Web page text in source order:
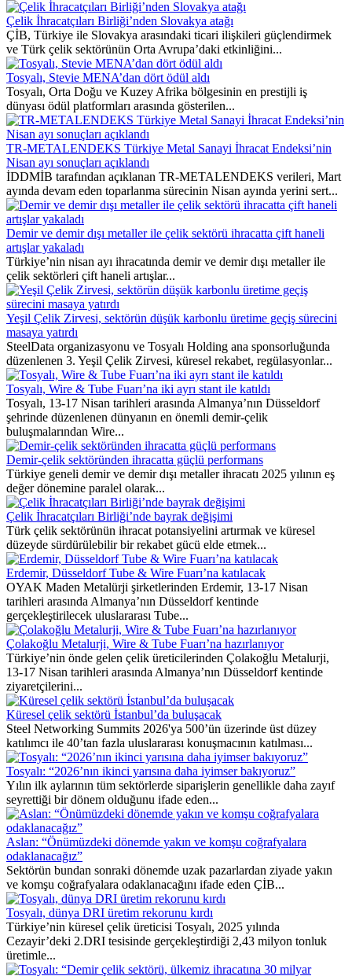
Çelik İhracatçıları Birliği’nden Slovakya atağı
ÇİB, Türkiye ile Slovakya arasındaki ticari ilişkileri güçlendirmek
ve Türk çelik sektörünün Orta Avrupa’daki etkinliğini...
Tosyalı, Stevie MENA’dan dört ödül aldı
Tosyalı, Orta Doğu ve Kuzey Afrika bölgesinin en prestijli iş
dünyası ödül platformları arasında gösterilen...
TR-METALENDEKS Türkiye Metal Sanayi İhracat Endeksi’nin
Nisan ayı sonuçları açıklandı
İDDMİB tarafından açıklanan TR-METALENDEKS verileri, Mart
ayında devam eden toparlanma sürecinin Nisan ayında yerini sert...
Demir ve demir dışı metaller ile çelik sektörü ihracatta çift haneli
artışlar yakaladı
Türkiye’nin nisan ayı ihracatında demir ve demir dışı metaller ile
çelik sektörleri çift haneli artışlar...
Yeşil Çelik Zirvesi, sektörün düşük karbonlu üretime geçiş sürecini
masaya yatırdı
SteelData organizasyonu ve Tosyalı Holding ana sponsorluğunda
düzenlenen 3. Yeşil Çelik Zirvesi, küresel rekabet, regülasyonlar...
Tosyalı, Wire & Tube Fuarı’na iki ayrı stant ile katıldı
Tosyalı, 13-17 Nisan tarihleri arasında Almanya’nın Düsseldorf
şehrinde düzenlenen dünyanın en önemli demir-çelik
buluşmalarından Wire...
Demir-çelik sektöründen ihracatta güçlü performans
Türkiye geneli demir ve demir dışı metaller ihracatı 2025 yılının eş
değer dönemine paralel olarak...
Çelik İhracatçıları Birliği’nde bayrak değişimi
Türk çelik sektörünün ihracat potansiyelini artırmak ve küresel
düzeyde sürdürülebilir bir rekabet gücü elde etmek...
Erdemir, Düsseldorf Tube & Wire Fuarı’na katılacak
OYAK Maden Metalürji şirketlerinden Erdemir, 13-17 Nisan
tarihleri arasında Almanya’nın Düsseldorf kentinde
gerçekleştirilecek uluslararası Tube...
Çolakoğlu Metalurji, Wire & Tube Fuarı’na hazırlanıyor
Türkiye’nin önde gelen çelik üreticilerinden Çolakoğlu Metalurji,
13-17 Nisan tarihleri arasında Almanya’nın Düsseldorf kentinde
ziyaretçilerini...
Küresel çelik sektörü İstanbul’da buluşacak
Steel Networking Summits 2026'ya 500’ün üzerinde üst düzey
katılımcı ile 40’tan fazla uluslararası konuşmacının katılması...
Tosyalı: “2026’nın ikinci yarısına daha iyimser bakıyoruz”
Yılın ilk aylarının tüm sektörlerde siparişlerin genellikle daha zayıf
seyrettiği bir dönem olduğunu ifade eden...
Aslan: “Önümüzdeki dönemde yakın ve komşu coğrafyalara
odaklanacağız”
Sektörün bundan sonraki dönemde uzak pazarlardan ziyade yakın
ve komşu coğrafyalara odaklanacağını ifade eden ÇİB...
Tosyalı, dünya DRI üretim rekorunu kırdı
Türkiye’nin küresel çelik üreticisi Tosyalı, 2025 yılında
Cezayir’deki 2.DRI tesisinde gerçekleştirdiği 2,43 milyon tonluk
üretimle...